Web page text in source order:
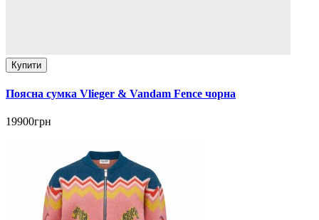
Купити
Поясна сумка Vlieger & Vandam Fence чорна
19900грн